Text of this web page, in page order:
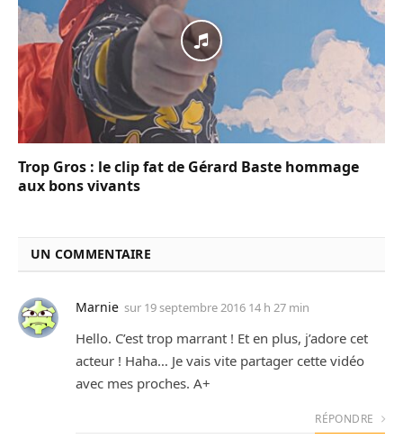
Trop Gros : le clip fat de Gérard Baste hommage
aux bons vivants
UN COMMENTAIRE
Marnie sur 19 septembre 2016 14 h 27 min
Hello. C’est trop marrant ! Et en plus, j’adore cet
acteur ! Haha… Je vais vite partager cette vidéo
avec mes proches. A+
RÉPONDRE